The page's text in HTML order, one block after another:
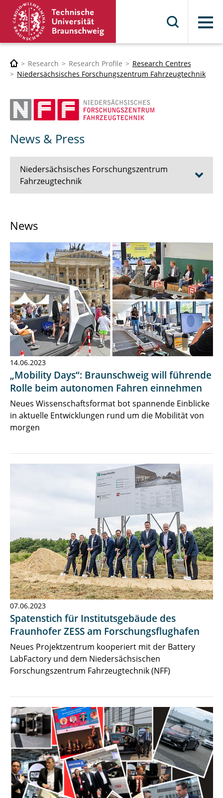
Menu
Research Research Profile
Research Centres
Niedersächsisches Forschungszentrum Fahrzeugtechnik
News & Press
Niedersächsisches Forschungszentrum
Fahrzeugtechnik
Research
Contact
News
14.06.2023
„Mobility Days“: Braunschweig will führende
Rolle beim autonomen Fahren einnehmen
Neues Wissenschaftsformat bot spannende Einblicke
in aktuelle Entwicklungen rund um die Mobilität von
morgen
07.06.2023
Spatenstich für Institutsgebäude des
Fraunhofer ZESS am Forschungsflughafen
Neues Projektzentrum kooperiert mit der Battery
LabFactory und dem Niedersächsischen
Forschungszentrum Fahrzeugtechnik (NFF)